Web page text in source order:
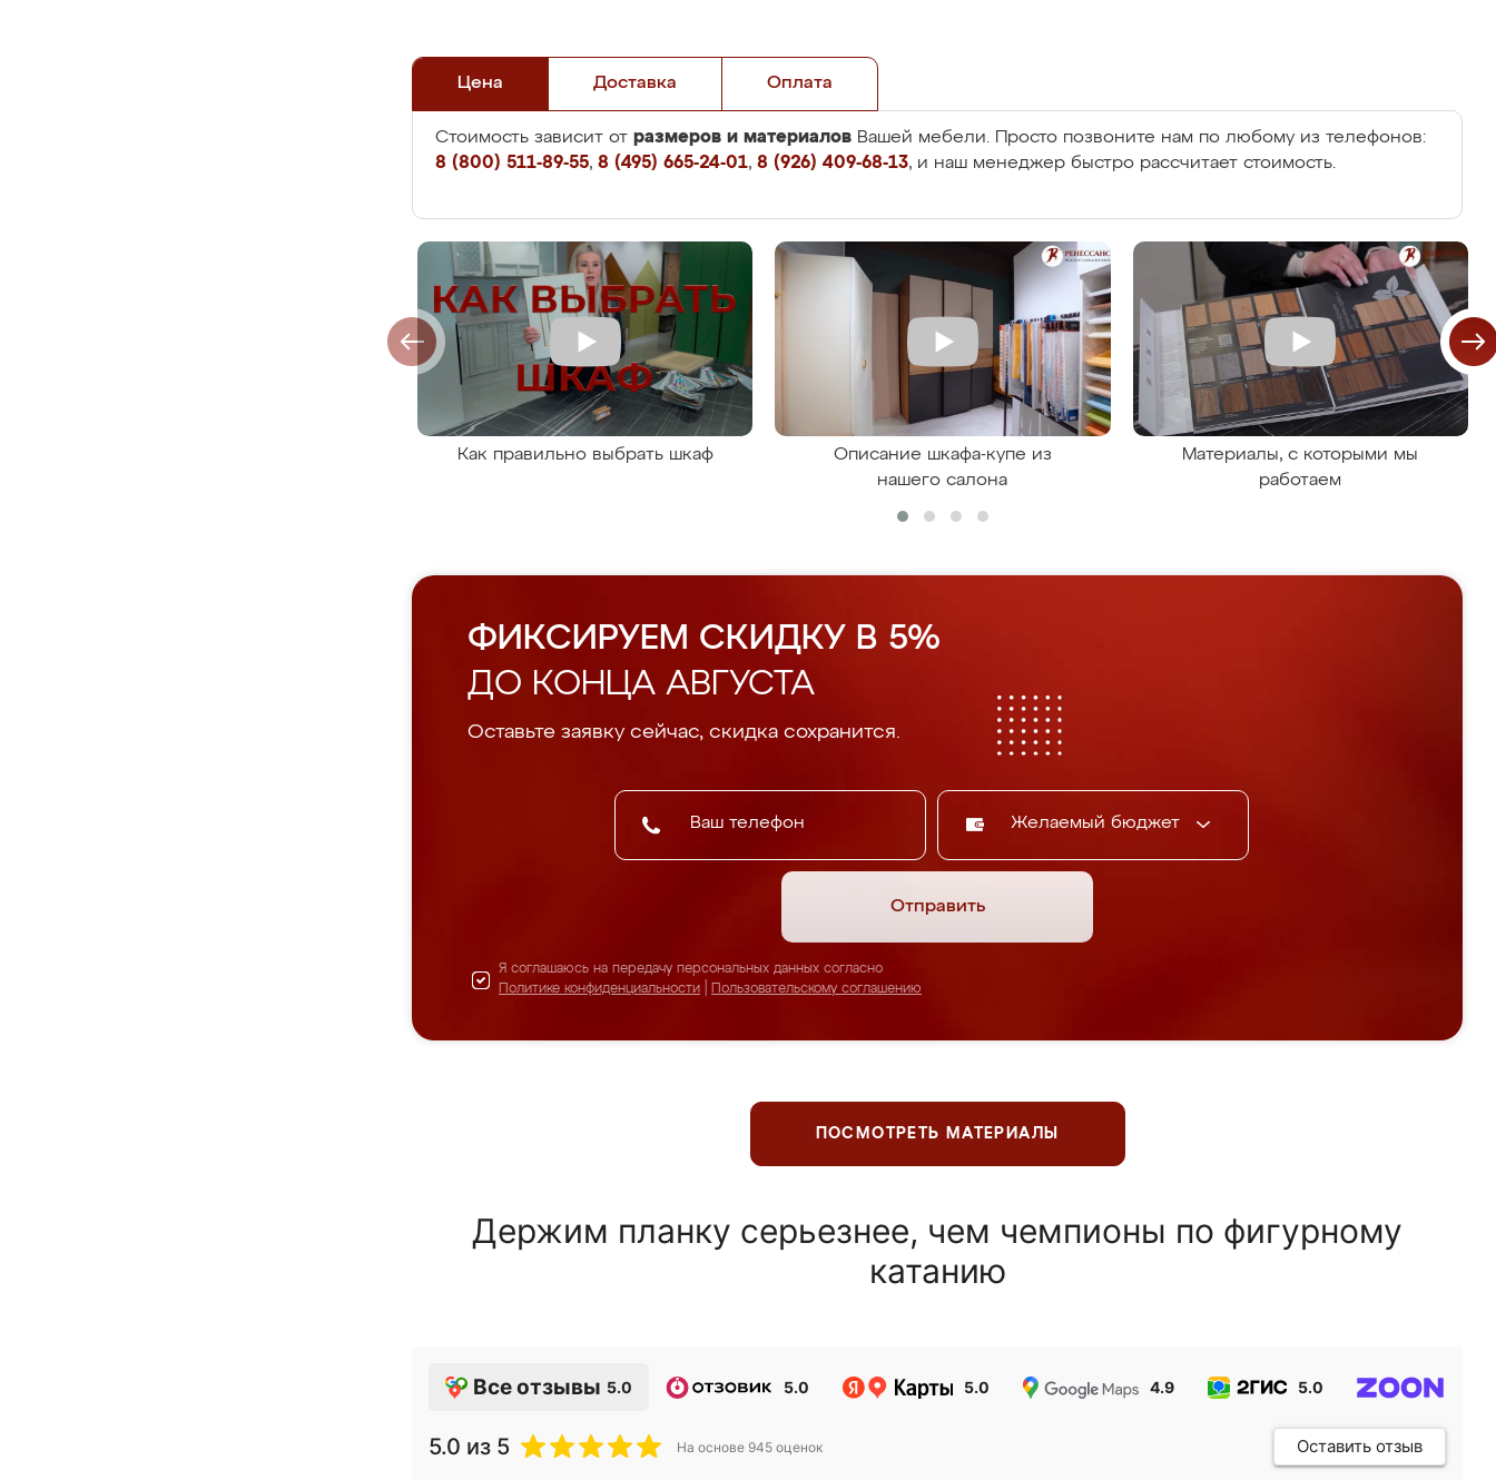
Цена Доставка Оплата
Стоимость зависит от размеров и материалов Вашей мебели. Просто позвоните нам по любому из телефонов:
8 (800) 511-89-55, 8 (495) 665-24-01, 8 (926) 409-68-13, и наш менеджер быстро рассчитает стоимость.
Как правильно выбрать шкаф
Описание шкафа-купе из
нашего салона
Материалы, с которыми мы
работаем
ФИКСИРУЕМ СКИДКУ В 5%
ДО КОНЦА АВГУСТА
Оставьте заявку сейчас, скидка сохранится.
Желаемый бюджет
Отправить
Я соглашаюсь на передачу персональных данных согласно
Политике конфиденциальности
Пользовательскому соглашению
ПОСМОТРЕТЬ МАТЕРИАЛЫ
Держим планку серьезнее, чем чемпионы по фигурному
катанию
Все отзывы 5.0 5.0 5.0 4.9 5.0
5.0 из 5 На основе 945 оценок Оставить отзыв